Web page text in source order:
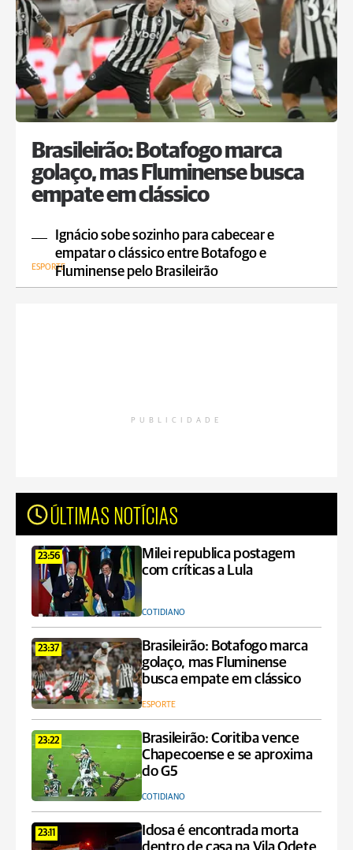
Brasileirão: Botafogo marca
golaço, mas Fluminense busca
empate em clássico
Ignácio sobe sozinho para cabecear e
empatar o clássico entre Botafogo e
Fluminense pelo Brasileirão
ESPORTE
PUBLICIDADE
ÚLTIMAS NOTÍCIAS
23:56
Milei republica postagem
com críticas a Lula
COTIDIANO
23:37
Brasileirão: Botafogo marca
golaço, mas Fluminense
busca empate em clássico
ESPORTE
23:22
Brasileirão: Coritiba vence
Chapecoense e se aproxima
do G5
COTIDIANO
23:11
Idosa é encontrada morta